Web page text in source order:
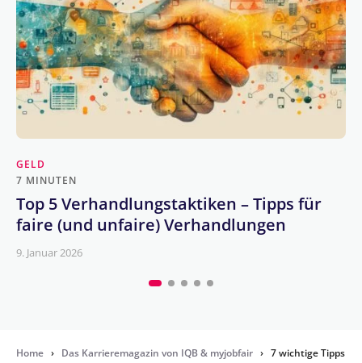
GELD
7 MINUTEN
Top 5 Verhandlungstaktiken – Tipps für
faire (und unfaire) Verhandlungen
9. Januar 2026
Home › Das Karrieremagazin von IQB & myjobfair › 7 wichtige Tipps